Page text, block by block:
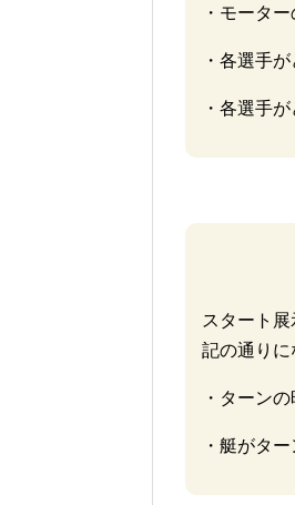
・モータ
・各選手
・各選手
スタート
記の通りに
・ターン
・艇がタ